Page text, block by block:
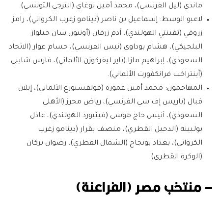
ماندي (ليل الفرنسي)، محمد أمين توغاي (الترجي التونسي).
لاعبو الوسط: إسماعيل بن ناصر (دينامو زغرب الكرواتي)، رامز
زروقي (تفينتي الهولندي)، آدم زرقان (أونيون سان جيلواز
البلجيكي)، هشام بوداوي (نيس الفرنسي)، حسام عوار (الاتحاد
السعودي)، إبراهيم مازا (باير ليفركوزن الألماني)، فارس شايبي
(آينتراخت فرانكفورت الألماني).
المهاجمون: محمد أمين عمورة (فولفسبورغ الألماني)، إيلان
قبال (باريس إف سي الفرنسي)، رياض محرز (الأهلي
السعودي)، أنيس حاج موسى (فينيورد الهولندي)، عادل
بولبينة (الدحيل القطري)، منصف بقرار (دينامو زغرب
الكرواتي)، بغداد بونجاح (الشمال القطري)، رضوان بركان
(الوكرة القطري).
– منتخب مصر (الفراعنة)